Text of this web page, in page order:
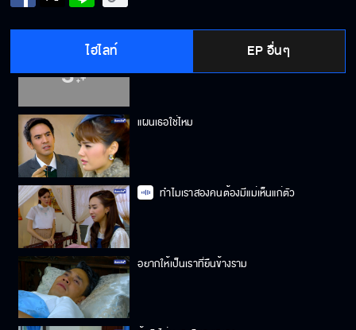
ไฮไลท์ EP อื่นๆ
แผนเธอใช่ไหม
ทำไมเราสองคนต้องมีแม่เห็นแก่ตัว
อยากให้เป็นเราที่ยืนข้างราม